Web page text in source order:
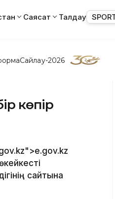
Саясат Талдау
Сайлау-2026
көпір
сайтына